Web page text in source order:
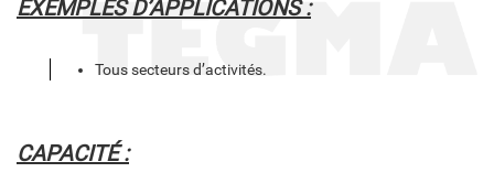
EXEMPLES D’APPLICATIONS :
Tous secteurs d’activités.
CAPACITÉ :